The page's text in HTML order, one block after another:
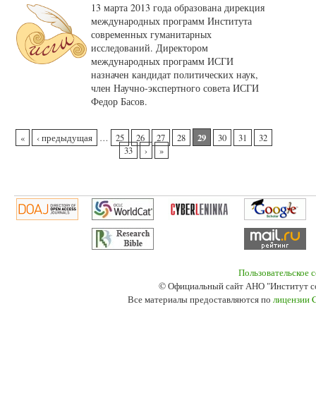
13 марта 2013 года образована дирекция
международных программ Института
современных гуманитарных
исследований. Директором
международных программ ИСГИ
назначен кандидат политических наук,
член Научно-экспертного совета ИСГИ
Федор Басов.
Страницы
« ‹ предыдущая … 25 26 27 28 29 30 31
32
33
› »
Пользовательское
© Официальный сайт АНО "Институт
Все материалы предоставляются по лицензии